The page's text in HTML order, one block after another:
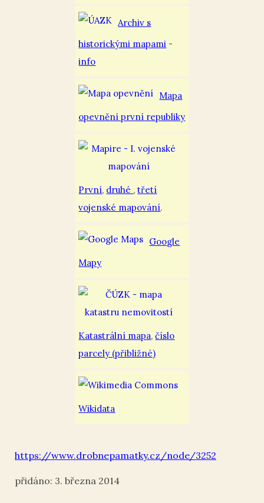
Archiv s
historickými mapami -
info
Mapa
opevnění první republiky
První, druhé ,třetí
vojenské mapování.
Google
Mapy
Katastrální mapa,číslo
parcely (přibližné)
Wikidata
https://www.drobnepamatky.cz/node/3252
3. března 2014